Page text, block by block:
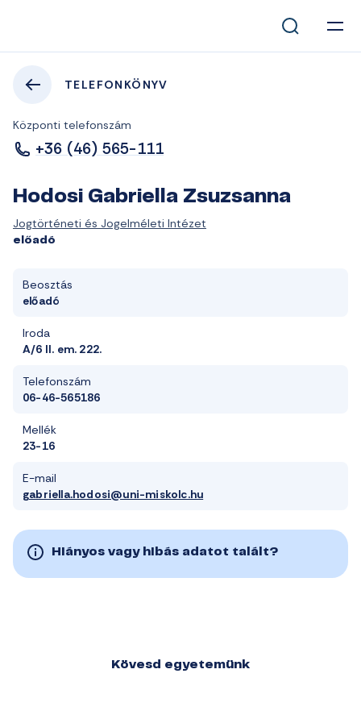
TELEFONKÖNYV
Központi telefonszám
+36 (46) 565-111
Hodosi Gabriella Zsuzsanna
Jogtörténeti és Jogelméleti Intézet
előadó
Beosztás
előadó
Iroda
A/6 II. em. 222.
Telefonszám
06-46-565186
Mellék
23-16
E-mail
gabriella.hodosi@uni-miskolc.hu
Hiányos vagy hibás adatot talált?
Kövesd egyetemünk